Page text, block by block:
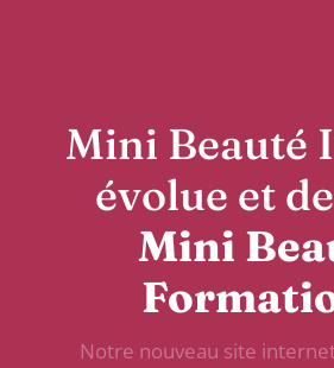
Mini Beauté
évolue et
Mini
Notre nouveau site